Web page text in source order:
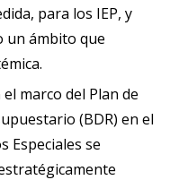
para los IEP, y
un ámbito que
marco del Plan de
(BDR) en el
Especiales se